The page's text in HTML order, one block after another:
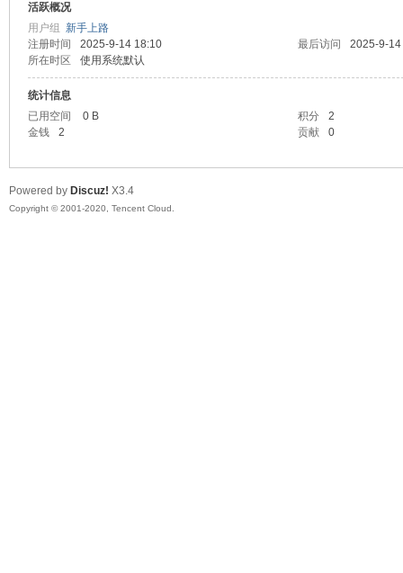
活跃概况
用户组 新手上路
注册时间
2025-9-14 18:10 最后访问
2025-9-
所在时区
使用系统默认
统计信息
已用空间
0 B 积分
2
金钱
2 贡献 0
Powered by Discuz! X3.4
Copyright © 2001-2020, Tencent Cloud.